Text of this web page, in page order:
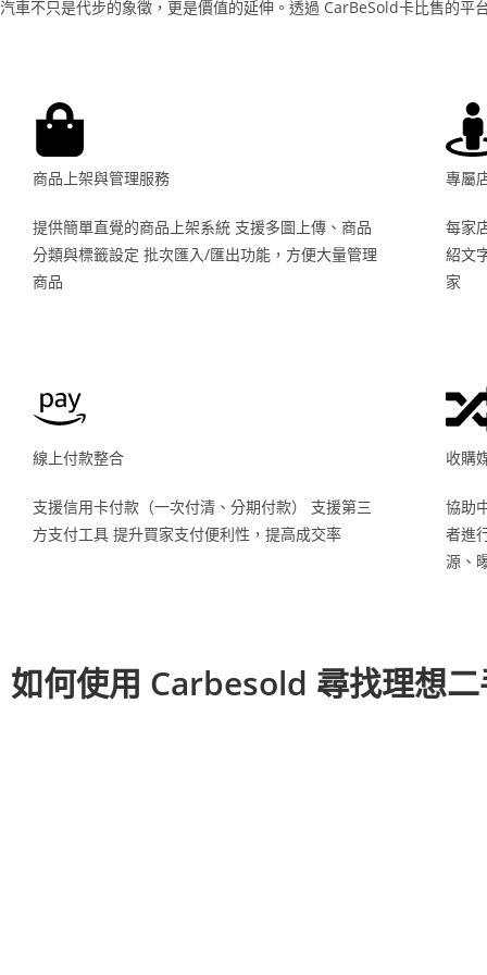
汽車不只是代步的象徵，更是價值的延伸。透過 CarBeSold卡比售的
商品上架與管理服務
提供簡單直覺的商品上架系統 支援多圖上傳、商品
分類與標籤設定 批次匯入/匯出功能，方便大量管理
商品
專屬
每家
紹文
家
線上付款整合
支援信用卡付款（一次付清、分期付款） 支援第三
方支付工具 提升買家支付便利性，提高成交率
收購
協助
者進
源、
如何使用 Carbesold 尋找理想